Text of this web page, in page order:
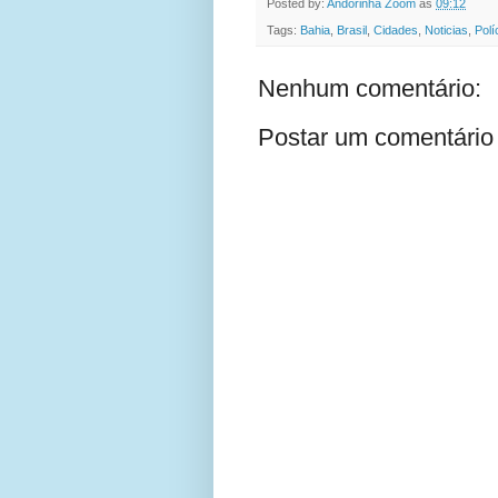
Posted by: Andorinha Zoom às 09:12
Tags: Bahia Brasil Cidades Noticias
Nenhum comentário:
Postar um comentário